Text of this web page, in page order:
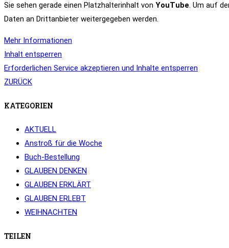
Sie sehen gerade einen Platzhalterinhalt von YouTube. Um auf
Daten an Drittanbieter weitergegeben werden.
Mehr Informationen
Inhalt entsperren
Erforderlichen Service akzeptieren und Inhalte entsperren
ZURÜCK
KATEGORIEN
AKTUELL
Anstroß für die Woche
Buch-Bestellung
GLAUBEN DENKEN
GLAUBEN ERKLÄRT
GLAUBEN ERLEBT
WEIHNACHTEN
TEILEN